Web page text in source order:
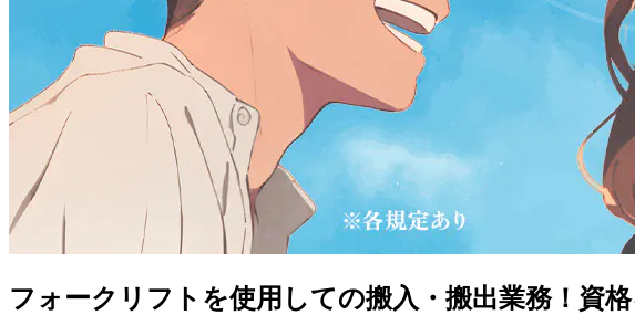
フォークリフトを使用しての搬入・搬出業務！資